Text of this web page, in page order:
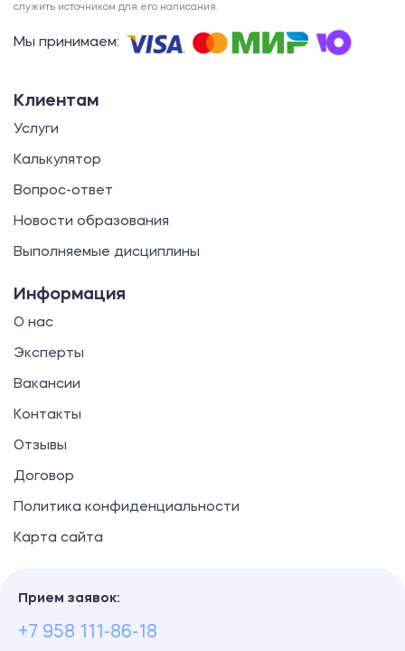
служить источником для его написания.
Мы принимаем:
Клиентам
Услуги
Калькулятор
Вопрос-ответ
Новости образования
Выполняемые дисциплины
Информация
О нас
Эксперты
Вакансии
Контакты
Отзывы
Договор
Политика конфиденциальности
Карта сайта
Прием заявок:
+7 958 111-86-18